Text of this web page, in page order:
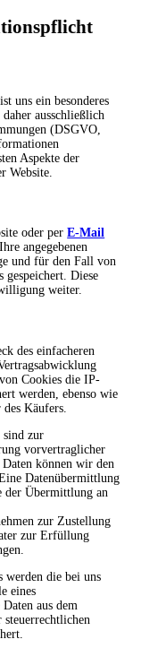
uns ein besonderes
ausschließlich
(DSGVO,
Aspekte der
Website.
oder perE-Mail
angegebenen
und für den Fall von
gespeichert. Diese
weiter.
des einfacheren
Cookies die IP-
werden, ebenso wie
Käufers.
sind zur
vorvertraglicher
können wir den
Datenübermittlung
der Übermittlung an
zur Zustellung
zur Erfüllung
werden die bei uns
eines
Daten aus dem